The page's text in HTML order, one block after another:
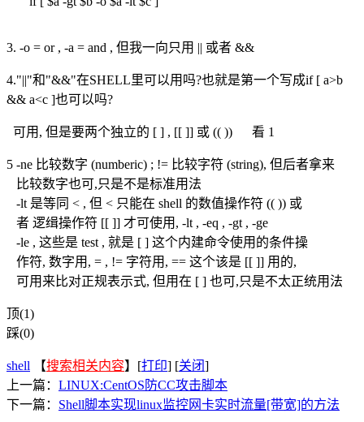
3. -o = or , -a = and , 但我一向只用 || 或者 &&
4."||"和"&&"在SHELL里可以用吗?也就是第一个写成if [ a>b
&& a<c ]也可以吗?
可用, 但是要两个独立的 [ ] , [[ ]] 或 (( )) 看 1
5 -ne 比较数字 (numberic) ; != 比较字符 (string), 但后者拿来
比较数字也可,只是不是标准用法
-lt 是等同 < , 但 < 只能在 shell 的数值操作符 (( )) 或
者 逻缉操作符 [[ ]] 才可使用, -lt , -eq , -gt , -ge
-le , 这些是 test , 就是 [ ] 这个内建命令使用的条件操
作符, 数字用, = , != 字符用, == 这个该是 [[ ]] 用的,
可用来比对正规表示式, 但用在 [ ] 也可,只是不太正统用法
顶(1)
踩(0)
shell 【搜索相关内容】[打印] [关闭]
上一篇： LINUX:CentOS防CC攻击脚本
下一篇： Shell脚本实现linux监控网卡实时流量[带宽]的方法